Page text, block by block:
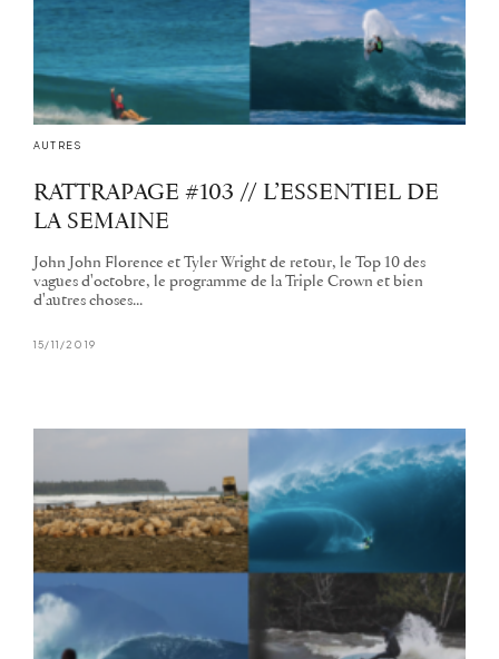
AUTRES
RATTRAPAGE #103 // L’ESSENTIEL DE
LA SEMAINE
John John Florence et Tyler Wright de retour, le Top 10 des
vagues d'octobre, le programme de la Triple Crown et bien
d'autres choses...
15/11/2019